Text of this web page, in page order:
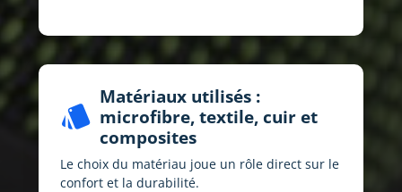
style
Matériaux utilisés :
microfibre, textile, cuir et
composites
Le choix du matériau joue un rôle direct sur le
confort et la durabilité.